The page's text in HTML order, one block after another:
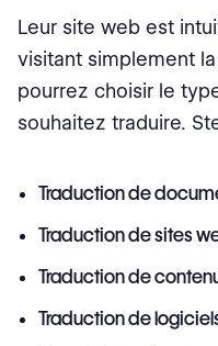
Leur site web est
visitant simplement
pourrez choisir le
souhaitez traduire.
Traduction de
Traduction de sites
Traduction de
Traduction de